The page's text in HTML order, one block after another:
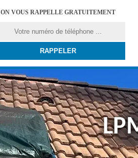
ON VOUS RAPPELLE GRATUITEMENT